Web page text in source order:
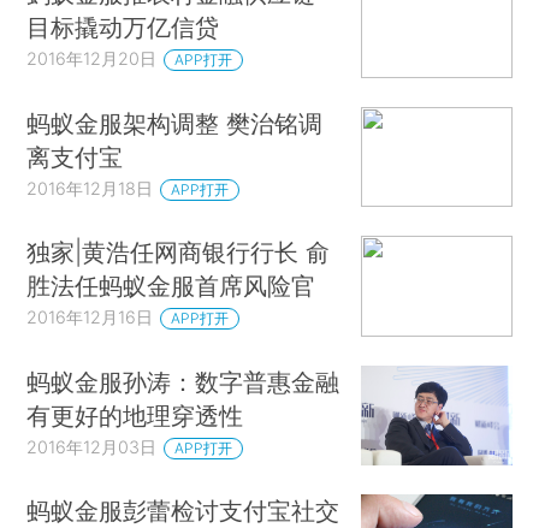
目标撬动万亿信贷
2016年12月20日 APP打开
蚂蚁金服架构调整 樊治铭调
离支付宝
2016年12月18日 APP打开
独家|黄浩任网商银行行长 俞
胜法任蚂蚁金服首席风险官
2016年12月16日 APP打开
蚂蚁金服孙涛：数字普惠金融
有更好的地理穿透性
2016年12月03日 APP打开
蚂蚁金服彭蕾检讨支付宝社交